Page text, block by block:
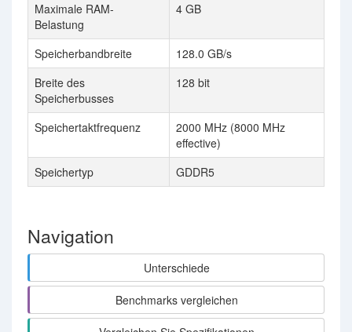
Maximale RAM-
Belastung
4 GB
Speicherbandbreite 128.0 GB/s
Breite des
Speicherbusses
128 bit
Speichertaktfrequenz
2000 MHz (8000 MHz
effective)
Speichertyp GDDR5
Navigation
Unterschiede
Benchmarks vergleichen